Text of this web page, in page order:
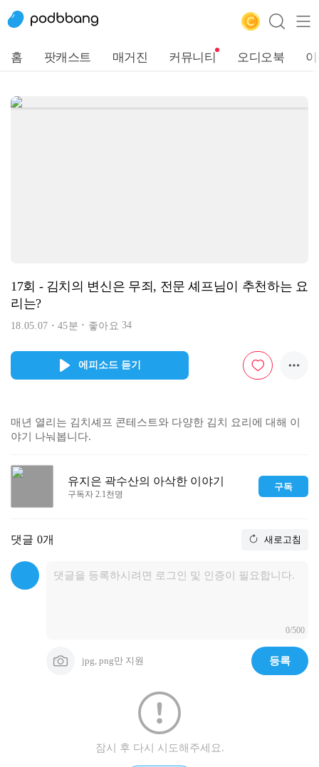
홈 팟캐스트 매거진 커뮤니티 오디오북
17회 - 김치의 변신은 무죄, 전문 셰프님이 추천하는 요
리는?
18.05.07 45분 좋아요34
에피소드 듣기
매년 열리는 김치셰프 콘테스트와 다양한 김치 요리에 대해 이
야기 나눠봅니다.
유지은 곽수산의 아삭한 이야기
구독자 2.1천명
구독
댓글 0개 새로고침
0/500
jpg, png만 지원 등록
잠시 후 다시 시도해주세요.